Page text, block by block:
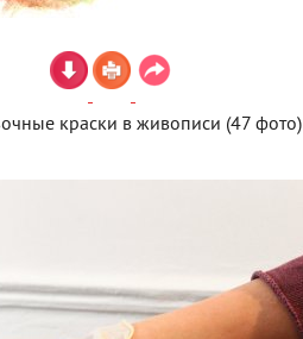
краски в живописи (47 фото)